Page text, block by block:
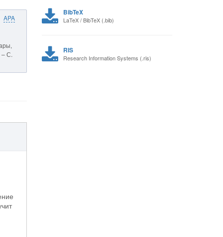
APA
– С.
BibTeX
LaTeX / BibTeX (.bib)
RIS
Research Information Systems (.ris)